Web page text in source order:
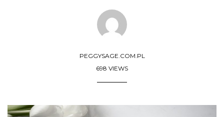
PEGGYSAGE.COM.PL
698 VIEWS